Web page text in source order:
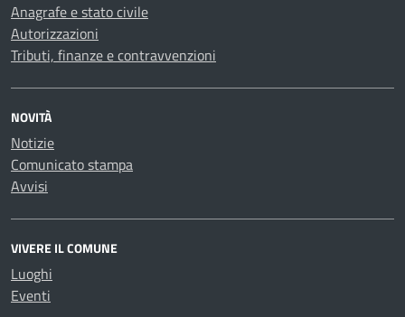
Anagrafe e stato civile
Autorizzazioni
Tributi, finanze e contravvenzioni
NOVITÀ
Notizie
Comunicato stampa
Avvisi
VIVERE IL COMUNE
Luoghi
Eventi